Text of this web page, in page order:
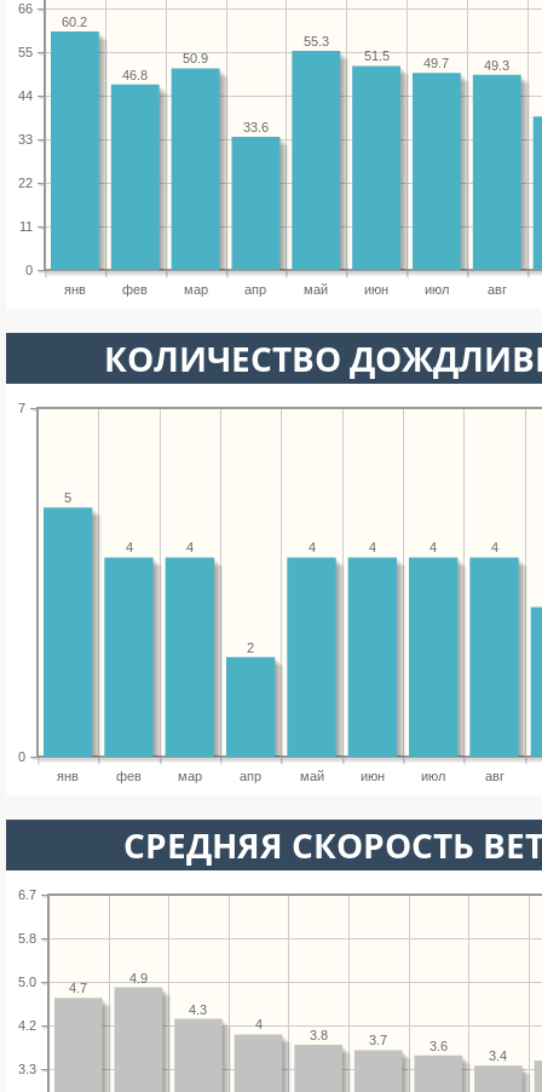
янв фев мар апр май июн июл авг
0
11
22
33
44
55
66
49.3
49.7
51.5
55.3
33.6
50.9
46.8
60.2
КОЛИЧЕСТВО
янв фев мар апр май июн июл авг
0
7
4
4
4
4
2
4
4
5
СРЕДНЯЯ СКОРОСТЬ
3.3
4.2
5.0
5.8
6.7
3.4
3.6
3.7
3.8
4
4.3
4.9
4.7